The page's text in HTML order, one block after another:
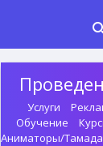
Услуги
Обучение
Аниматоры/